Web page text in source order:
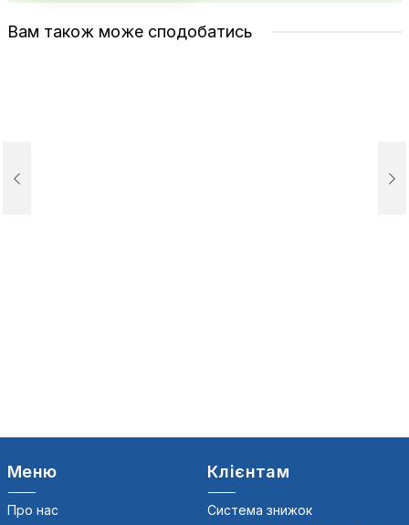
Вам також може сподобатись
Меню
Про нас
Клієнтам
Система знижок